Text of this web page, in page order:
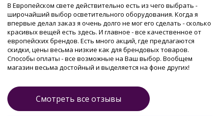
В Европейском свете действительно есть из чего выбрать -
широчайший выбор осветительного оборудования. Когда я
впервые делал заказ я очень долго не мог его сделать - сколько
красивых вещей есть здесь. И главное - все качественное от
европейских брендов. Есть много акций, где предлагаются
скидки, цены весьма низкие как для брендовых товаров.
Способы оплаты - все возможные на Ваш выбор. Вообщем
магазин весьма достойный и выделяется на фоне других!
Смотреть все отзывы